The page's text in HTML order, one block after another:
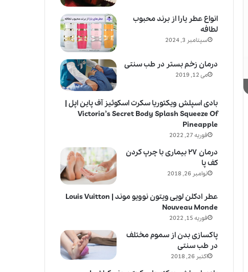
انواع عطر یارا از برند محبوب
لطافه
سپتامبر 3, 2024
درمان زخم بستر در طب سنتی
می 12, 2019
بادی اسپلش ویکتوریا سکرت اسکوئیز آف پاین اپل |
Victoria’s Secret Body Splash Squeeze Of
Pineapple
فوریه 27, 2022
درمان ۲۷ بیماری با چرپ کردن
کف پا
نوامبر 26, 2018
عطر ادکلن لویی ویتون نوویو موند | Louis Vuitton
Nouveau Monde
فوریه 15, 2022
پاکسازی بدن از سموم مختلف
در طب سنتی
اکتبر 26, 2018